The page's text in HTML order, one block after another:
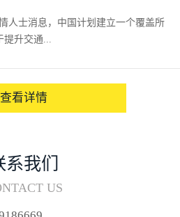
人士消息，中国计划建立一个覆盖所
提升交通...
查看详情
系我们
US